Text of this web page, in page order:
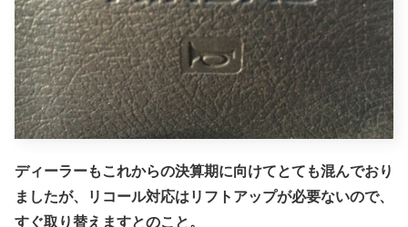
ディーラーもこれからの決算期に向けてとても混んでおり
ましたが、リコール対応はリフトアップが必要ないので、
すぐ取り替えますとのこと。